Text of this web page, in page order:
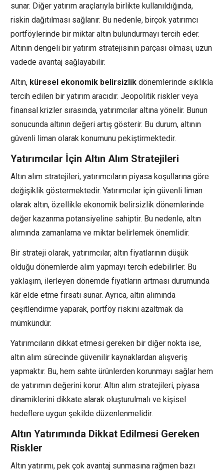
sunar. Diğer yatırım araçlarıyla birlikte kullanıldığında,
riskin dağıtılması sağlanır. Bu nedenle, birçok yatırımcı
portföylerinde bir miktar altın bulundurmayı tercih eder.
Altının dengeli bir yatırım stratejisinin parçası olması, uzun
vadede avantaj sağlayabilir.
Altın, küresel ekonomik belirsizlik dönemlerinde sıklıkla
tercih edilen bir yatırım aracıdır. Jeopolitik riskler veya
finansal krizler sırasında, yatırımcılar altına yönelir. Bunun
sonucunda altının değeri artış gösterir. Bu durum, altının
güvenli liman olarak konumunu pekiştirmektedir.
Yatırımcılar İçin Altın Alım Stratejileri
Altın alım stratejileri, yatırımcıların piyasa koşullarına göre
değişiklik göstermektedir. Yatırımcılar için güvenli liman
olarak altın, özellikle ekonomik belirsizlik dönemlerinde
değer kazanma potansiyeline sahiptir. Bu nedenle, altın
alımında zamanlama ve miktar belirlemek önemlidir.
Bir strateji olarak, yatırımcılar, altın fiyatlarının düşük
olduğu dönemlerde alım yapmayı tercih edebilirler. Bu
yaklaşım, ilerleyen dönemde fiyatların artması durumunda
kâr elde etme fırsatı sunar. Ayrıca, altın alımında
çeşitlendirme yaparak, portföy riskini azaltmak da
mümkündür.
Yatırımcıların dikkat etmesi gereken bir diğer nokta ise,
altın alım sürecinde güvenilir kaynaklardan alışveriş
yapmaktır. Bu, hem sahte ürünlerden korunmayı sağlar hem
de yatırımın değerini korur. Altın alım stratejileri, piyasa
dinamiklerini dikkate alarak oluşturulmalı ve kişisel
hedeflere uygun şekilde düzenlenmelidir.
Altın Yatırımında Dikkat Edilmesi Gereken
Riskler
Altın yatırımı, pek çok avantaj sunmasına rağmen bazı